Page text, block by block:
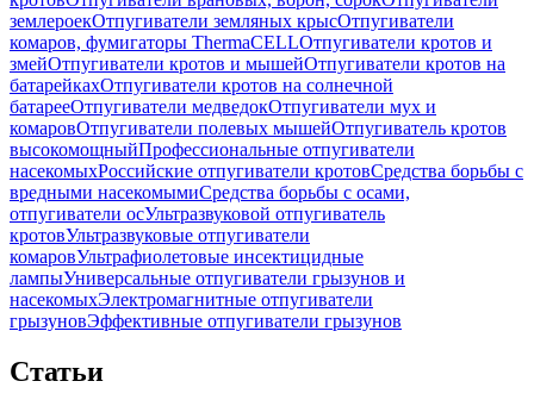
землероекОтпугиватели земляных крысОтпугиватели
комаров, фумигаторы ThermaCELLОтпугиватели кротов и
змейОтпугиватели кротов и мышейОтпугиватели кротов на
батарейкахОтпугиватели кротов на солнечной
батарееОтпугиватели медведокОтпугиватели мух и
комаровОтпугиватели полевых мышейОтпугиватель кротов
высокомощныйПрофессиональные отпугиватели
насекомыхРоссийские отпугиватели кротовСредства борьбы с
вредными насекомымиСредства борьбы с осами,
отпугиватели осУльтразвуковой отпугиватель
кротовУльтразвуковые отпугиватели
комаровУльтрафиолетовые инсектицидные
лампыУниверсальные отпугиватели грызунов и
насекомыхЭлектромагнитные отпугиватели
грызуновЭффективные отпугиватели грызунов
Статьи